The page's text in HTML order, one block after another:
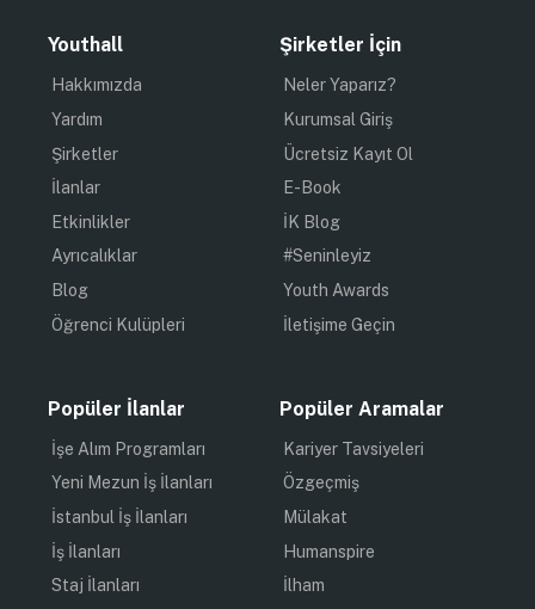
Youthall
Hakkımızda
Yardım
Şirketler
İlanlar
Etkinlikler
Ayrıcalıklar
Blog
Öğrenci Kulüpleri
Şirketler İçin
Neler Yaparız?
Kurumsal Giriş
Ücretsiz Kayıt Ol
E-Book
İK Blog
#Seninleyiz
Youth Awards
İletişime Geçin
Popüler İlanlar
İşe Alım Programları
Yeni Mezun İş İlanları
İstanbul İş İlanları
İş İlanları
Staj İlanları
Popüler Aramalar
Kariyer Tavsiyeleri
Özgeçmiş
Mülakat
Humanspire
İlham